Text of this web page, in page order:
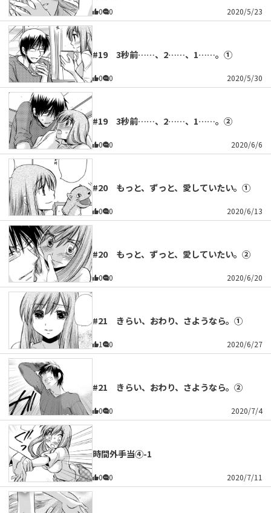
0 0 2020/5/23
#19 3秒前……、2……、1……。①
0 0 2020/5/30
#19 3秒前……、2……、1……。②
0 0 2020/6/6
#20 もっと、ずっと、愛していたい。①
0 0 2020/6/13
#20 もっと、ずっと、愛していたい。②
0 0 2020/6/20
#21 きらい、おわり、さようなら。①
1 0 2020/6/27
#21 きらい、おわり、さようなら。②
0 0 2020/7/4
時間外手当④-1
0 0 2020/7/11